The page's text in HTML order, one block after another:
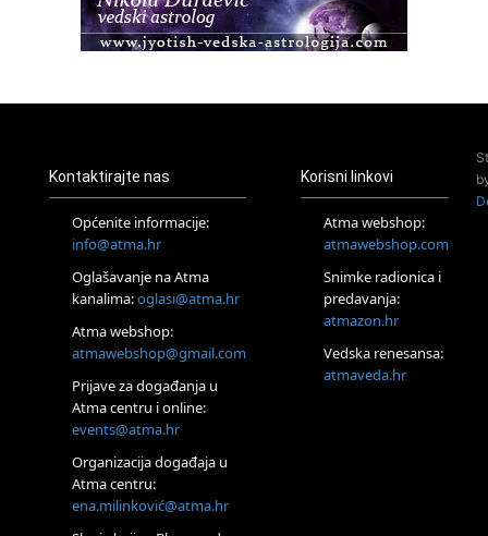
Access BARS®, otpusti stres
Pjesma srca / Zagreb
Tečaj Višeg Vodstva, razvijanja intuicije i Akaša zapisa
Online
Postanite Nositelj Vibracije Nove Zemlje
Visoko
Alemka Dauskardt – Jednodnevna radionica sistemskih
konstelacija
Zagreb
HOD PO ŽERAVICI – Seminar koji mijenja tijelo, duh i um
SoulFest – Festival glazbe, mudrosti i zajedništva
Zagreb
Kontaktirajte nas
Općenite informacije:
info@atma.hr
Oglašavanje na Atma
kanalima:oglasi@atma.hr
Atma webshop:
atmawebshop@gmail.com
Prijave za događanja u
Atma centru i online:
events@atma.hr
Organizacija događaja u
Atma centru:
ena.milinković@atma.hr
Korisni linkovi
Atma webshop:
atmawebshop.com
Snimke radionica i
predavanja:
atmazon.hr
Vedska renesansa:
atmaveda.hr